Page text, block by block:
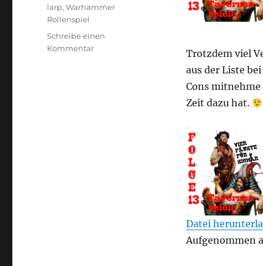
Trotzdem viel
aus der Liste
Cons
Zeit dazu hat.
TEILEN
Datei
Aufgenommen
larp,Warhammer
Rollenspiel
Schreibe einen
Kommentarzu